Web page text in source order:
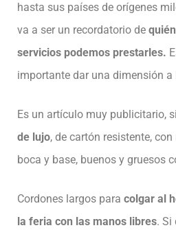
hasta sus países de orígenes
va a ser un recordatorio de
servicios podemos prestarles.
importante dar una dimensión a
Es un artículo muy publicitario,
de lujo, de cartón resistente,
boca y base, buenos y gruesos
Cordones largos para colgar al
la feria con las manos libres. Si